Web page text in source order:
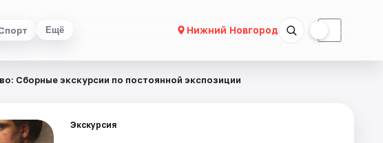
Ещё Нижний Новгород ☾
Сборные экскурсии по постоянной экспозиции
Экскурсия